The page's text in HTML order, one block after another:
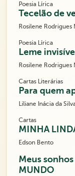
Poesia Lírica
Tecelão de
Rosilene Rodrigues
Poesia Lírica
Leme
Rosilene Rodrigues
Cartas Literárias
Para quem
Liliane Inácia da
Cartas
MINHA
Edson Bento
Meus
MUNDO